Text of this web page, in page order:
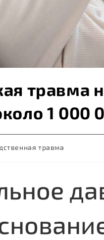
травма
1 000
травма